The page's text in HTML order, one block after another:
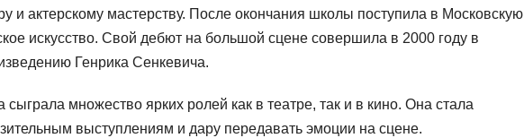
и актерскому мастерству. После окончания школы поступила в Московскую
искусство. Свой дебют на большой сцене совершила в 2000 году в
Генрика Сенкевича.
множество ярких ролей как в театре, так и в кино. Она стала
выступлениям и дару передавать эмоции на сцене.